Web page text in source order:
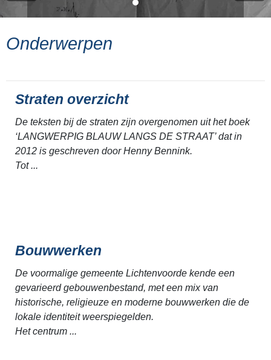
Onderwerpen
Straten overzicht
De teksten bij de straten zijn overgenomen uit het boek
‘LANGWERPIG BLAUW LANGS DE STRAAT’ dat in
2012 is geschreven door Henny Bennink.
Tot ...
Bouwwerken
De voormalige gemeente Lichtenvoorde kende een
gevarieerd gebouwenbestand, met een mix van
historische, religieuze en moderne bouwwerken die de
lokale identiteit weerspiegelden.
Het centrum ...